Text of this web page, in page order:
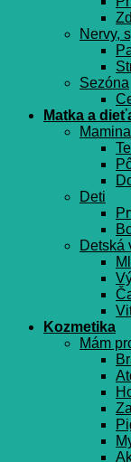
Nervy,
Sezóna
Matka a
Mamina
Deti
Detská
Kozmetika
Mám